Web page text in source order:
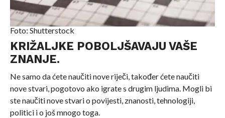
Foto: Shutterstock
KRIŽALJKE POBOLJŠAVAJU VAŠE
ZNANJE.
Ne samo da ćete naučiti nove riječi, također ćete naučiti
nove stvari, pogotovo ako igrate s drugim ljudima. Mogli bi
ste naučiti nove stvari o povijesti, znanosti, tehnologiji,
politici i o još mnogo toga.